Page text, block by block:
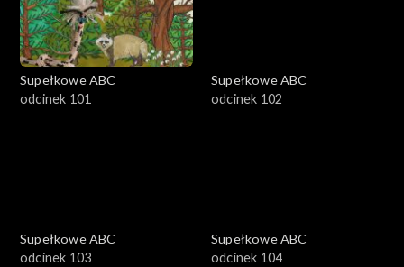
Supełkowe ABC
odcinek 101
Supełkowe ABC
odcinek 102
Supełkowe ABC
odcinek 103
Supełkowe ABC
odcinek 104